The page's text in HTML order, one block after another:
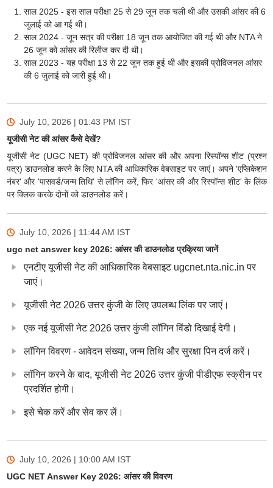
साल 2025 - इस साल परीक्षा 25 से 29 जून तक चली थी और उसकी आंसर की 6
जुलाई को आ गई थी।
साल 2024 - जून सत्र की परीक्षा 18 जून तक आयोजित की गई थी और NTA ने
26 जून को आंसर की रिलीज कर दी थी।
साल 2023 - यह परीक्षा 13 से 22 जून तक हुई थी और इसकी प्रोविजनल आंसर
की 6 जुलाई को जारी हुई थी।
July 10, 2026 | 01:43 PM IST
यूजीसी नेट की आंसर कैसे देखें?
यूजीसी नेट (UGC NET) की प्रोविजनल आंसर की और अपना रिस्पॉन्स शीट (प्रश्न
पत्र) डाउनलोड करने के लिए NTA की आधिकारिक वेबसाइट पर जाएं। अपने 'एप्लिकेशन
नंबर' और 'पासवर्ड/जन्म तिथि' से लॉगिन करें, फिर 'आंसर की और रिस्पॉन्स शीट' के लिंक
पर क्लिक करके दोनों को डाउनलोड करें।
July 10, 2026 | 11:44 AM IST
ugc net answer key 2026: आंसर की डाउनलोड प्रक्रिया जानें
एनटीए यूजीसी नेट की आधिकारिक वेबसाइट ugcnet.nta.nic.in पर
जाएं।
यूजीसी नेट 2026 उत्तर कुंजी के लिए उपलब्ध लिंक पर जाएं।
एक नई यूजीसी नेट 2026 उत्तर कुंजी लॉगिन विंडो दिखाई देगी।
लॉगिन विवरण - आवेदन संख्या, जन्म तिथि और सुरक्षा पिन दर्ज करें।
लॉगिन करने के बाद, यूजीसी नेट 2026 उत्तर कुंजी पीडीएफ स्क्रीन पर
प्रदर्शित होगी।
इसे चेक करें और सेव कर लें।
July 10, 2026 | 10:00 AM IST
UGC NET Answer Key 2026: आंसर की विवरण